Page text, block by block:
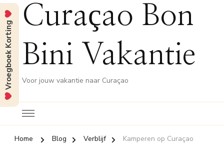
Curaçao Bon
Bini Vakantie
Voor jouw vakantie naar Curaçao
Home Blog Verblijf Kamperen op Curaçao
Vroegboek Korting